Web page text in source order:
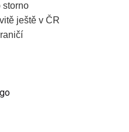
storno
ještě v ČR